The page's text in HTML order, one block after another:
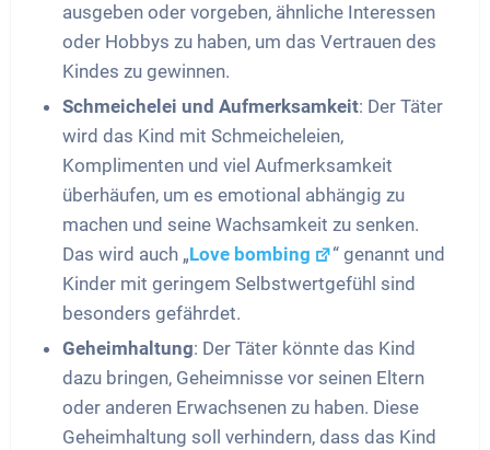
ausgeben oder vorgeben, ähnliche Interessen
oder Hobbys zu haben, um das Vertrauen des
Kindes zu gewinnen.
Schmeichelei und Aufmerksamkeit: Der Täter
wird das Kind mit Schmeicheleien,
Komplimenten und viel Aufmerksamkeit
überhäufen, um es emotional abhängig zu
machen und seine Wachsamkeit zu senken.
Das wird auch „Love bombing
“ genannt und
Kinder mit geringem Selbstwertgefühl sind
besonders gefährdet.
Geheimhaltung: Der Täter könnte das Kind
dazu bringen, Geheimnisse vor seinen Eltern
oder anderen Erwachsenen zu haben. Diese
Geheimhaltung soll verhindern, dass das Kind